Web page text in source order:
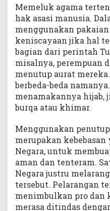
Memeluk agama
hak asasi manusia.
menggunakan
keniscayaan jika hal
bagian dari perintah
misalnya, perempuan
menutup aurat
berbeda-beda
menamakannya hijab,
burqa atau khimar.
Menggunakan
merupakan
Negara, untuk
aman dan tenteram.
Negara justru
tersebut. Pelarangan
menimbulkan pro dan
merasa ditindas